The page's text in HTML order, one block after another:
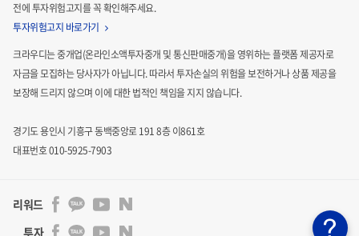
전에 투자위험고지를 꼭 확인해주세요.
투자위험고지 바로가기
크라우디는 중개업(온라인소액투자중개 및 통신판매중개)을 영위하는 플랫폼 제공자로
자금을 모집하는당사자가 아닙니다. 따라서 투자손실의 위험을 보전하거나 상품 제공을
보장해 드리지 않으며 이에 대한 법적인 책임을 지지 않습니다.
경기도 용인시 기흥구 동백중앙로 191 8층 이861호
대표번호 010-5925-7903
리워드
투자